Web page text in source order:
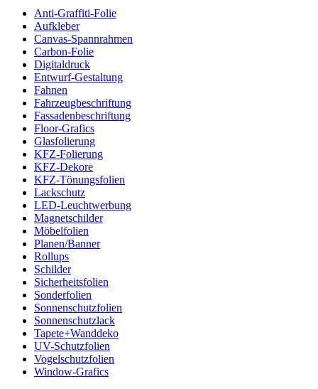
Anti-Graffiti-Folie
Aufkleber
Canvas-Spannrahmen
Carbon-Folie
Digitaldruck
Entwurf-Gestaltung
Fahnen
Fahrzeugbeschriftung
Fassadenbeschriftung
Floor-Grafics
Glasfolierung
KFZ-Folierung
KFZ-Dekore
KFZ-Tönungsfolien
Lackschutz
LED-Leuchtwerbung
Magnetschilder
Möbelfolien
Planen/Banner
Rollups
Schilder
Sicherheitsfolien
Sonderfolien
Sonnenschutzfolien
Sonnenschutzlack
Tapete+Wanddeko
UV-Schutzfolien
Vogelschutzfolien
Window-Grafics